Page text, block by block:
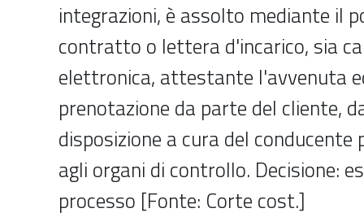
integrazioni, è assolto mediante il
contratto o lettera d'incarico, sia
elettronica, attestante l'avvenuta
prenotazione da parte del cliente,
disposizione a cura del conducente
agli organi di controllo. Decisione:
processo [Fonte: Corte cost.]